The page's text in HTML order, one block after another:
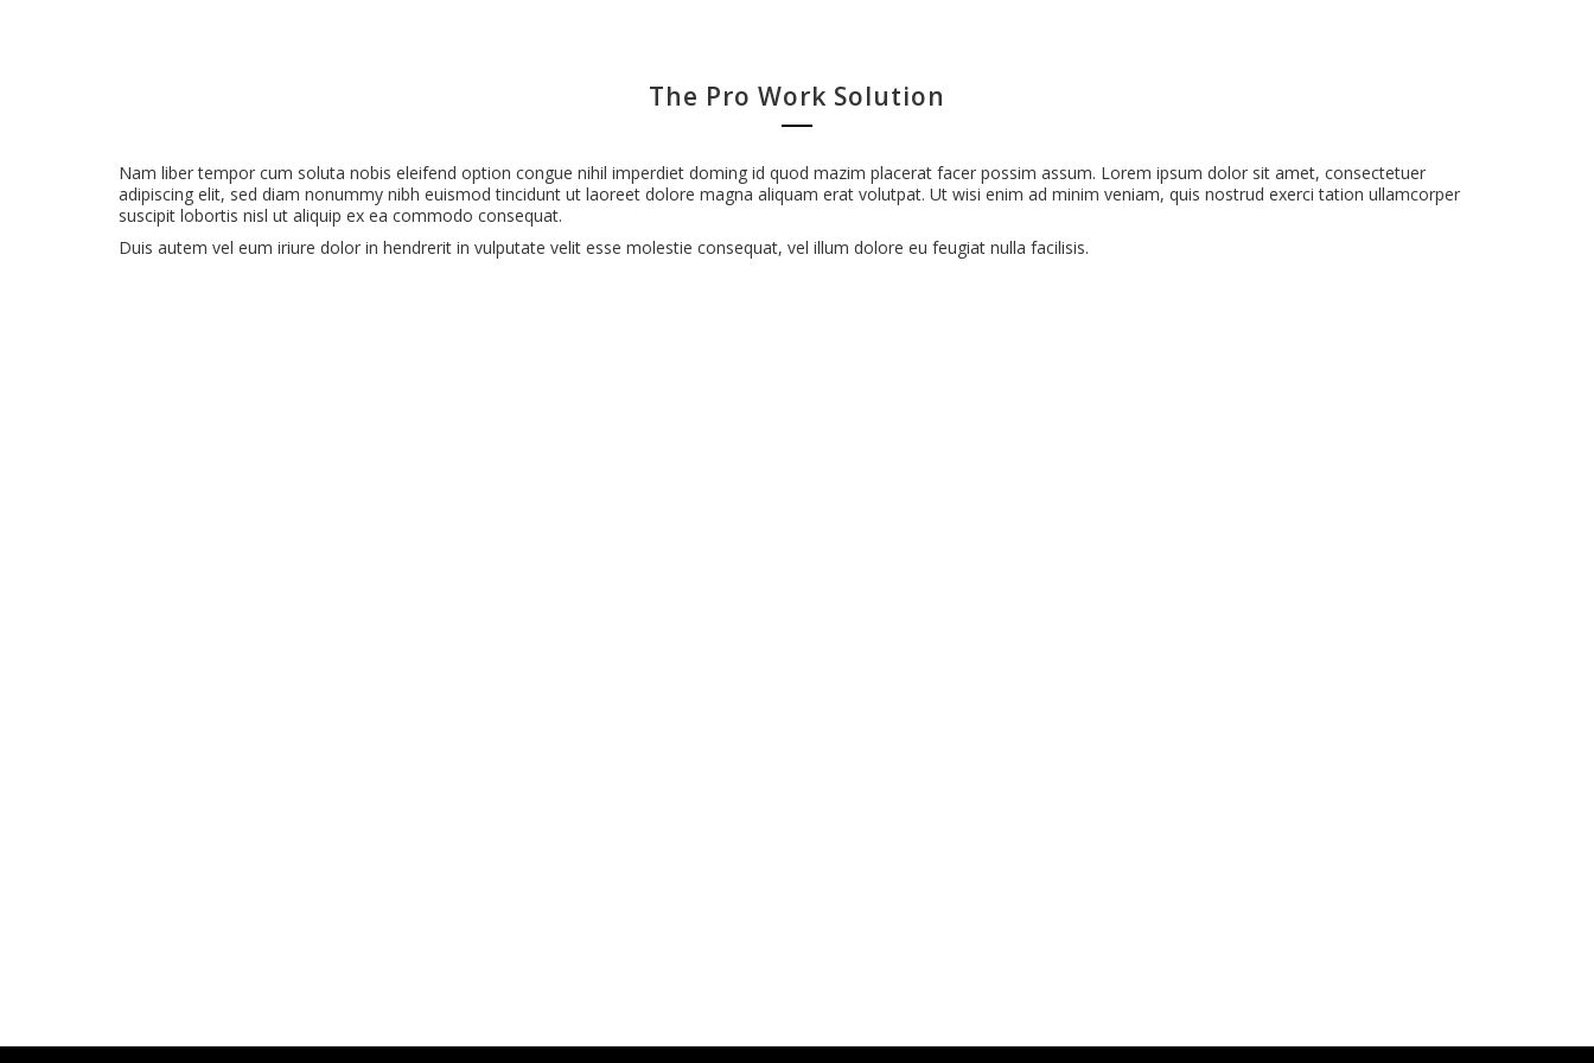
The Pro Work Solution
Nam liber tempor cum soluta nobis eleifend option congue nihil imperdiet doming id quod mazim placerat facer possim assum. Lorem ipsum dolor sit amet, consectetuer
adipiscing elit, sed diam nonummy nibh euismod tincidunt ut laoreet dolore magna aliquam erat volutpat. Ut wisi enim ad minim veniam, quis nostrud exerci tation ullamcorper
suscipit lobortis nisl ut aliquip ex ea commodo consequat.
Duis autem vel eum iriure dolor in hendrerit in vulputate velit esse molestie consequat, vel illum dolore eu feugiat nulla facilisis.